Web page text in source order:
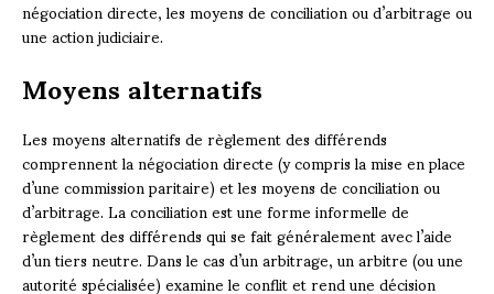
négociation directe, les moyens de conciliation ou d’arbitrage ou
une action judiciaire.
Moyens alternatifs
Les moyens alternatifs de règlement des différends
comprennent la négociation directe (y compris la mise en place
d’une commission paritaire) et les moyens de conciliation ou
d’arbitrage. La conciliation est une forme informelle de
règlement des différends qui se fait généralement avec l’aide
d’un tiers neutre. Dans le cas d’un arbitrage, un arbitre (ou une
autorité spécialisée) examine le conflit et rend une décision